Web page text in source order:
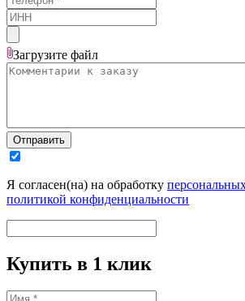
Загрузите файл
Отправить
Я согласен(на) на обработку
политикой конфиденциальности
Купить в 1 клик